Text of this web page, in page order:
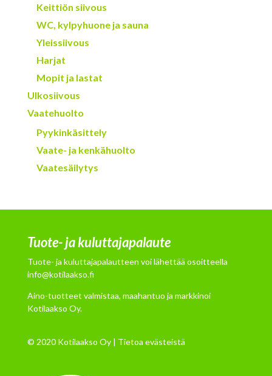
Keittiön siivous
WC, kylpyhuone ja sauna
Yleissiivous
Harjat
Mopit ja lastat
Ulkosiivous
Vaatehuolto
Pyykinkäsittely
Vaate- ja kenkähuolto
Vaatesäilytys
Tuote- ja kuluttajapalaute
Tuote- ja kuluttajapalautteen voi lähettää osoitteella
info@kotilaakso.fi
Aino-tuotteet valmistaa, maahantuo ja markkinoi
Kotilaakso Oy.
© 2020 Kotilaakso Oy | Tietoa evästeistä